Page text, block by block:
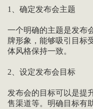
1、确定发布会主题
一个明确的主题是发布
牌形象，能够吸引目标
体风格保持一致。
2、设定发布会目标
发布会的目标可以是提
售渠道等。明确目标有